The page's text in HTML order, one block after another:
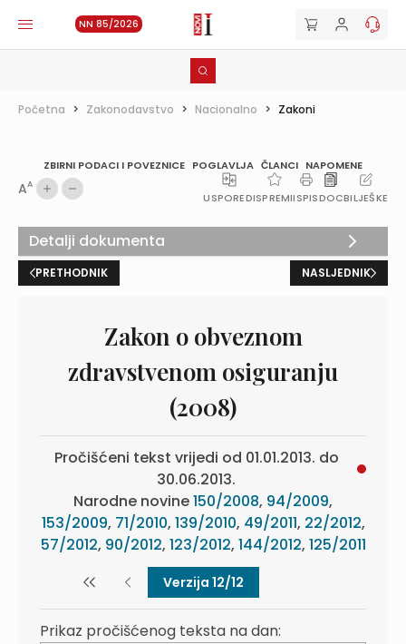
NN 85/2026
Početna > Zakonodavstvo > Nacionalno > Zakoni
ZBIRNI PODACI I POVEZNICE POGLAVLJA ČLANCI NAPOMENE
AA
USPOREDISPREMIISPISDOCBILJEŠKE
PRETHODNIK NASLJEDNIK
Zakon o obveznom
zdravstvenom osiguranju
(2008)
Pročišćeni tekst vrijedi od 01.01.2013. do
30.06.2013.
Narodne novine150/2008, 94/2009,
153/2009, 71/2010, 139/2010, 49/2011, 22/2012,
57/2012, 90/2012, 123/2012, 144/2012, 125/2011
Verzija 12/12
Prikaz pročišćenog teksta na dan:
Detalji dokumenta